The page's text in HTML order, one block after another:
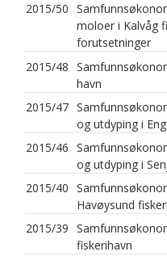
2015/50
moloer i Kalvåg
forutsetninger
2015/48
havn
2015/47
og utdyping i
2015/46
og utdyping i
2015/40
Havøysund
2015/39
fiskerihavn